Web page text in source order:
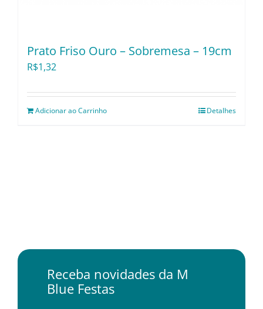
Prato Friso Ouro – Sobremesa – 19cm
R$1,32
Adicionar ao Carrinho Detalhes
Receba novidades da M
Blue Festas